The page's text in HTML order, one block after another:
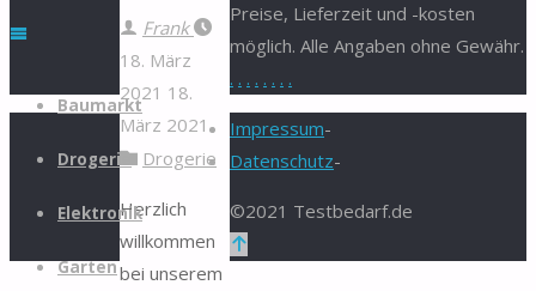
Zum
springen
Baumarkt
Drogerie
Elektronik
Garten
Frank
18. März
2021 18.
März 2021
Drogerie
Herzlich
willkommen
bei unserem
Preise, Lieferzeit und -kosten
möglich. Alle Angaben ohne Gewähr.
. . . . . . . .
Impressum-
Datenschutz-
©2021 Testbedarf.de
Zurück